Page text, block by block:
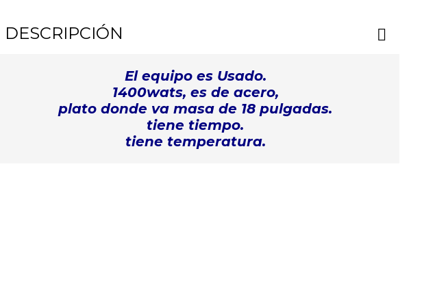
DESCRIPCIÓN
El equipo es Usado.
1400wats, es de acero,
plato donde va masa de 18 pulgadas.
tiene tiempo.
tiene temperatura.